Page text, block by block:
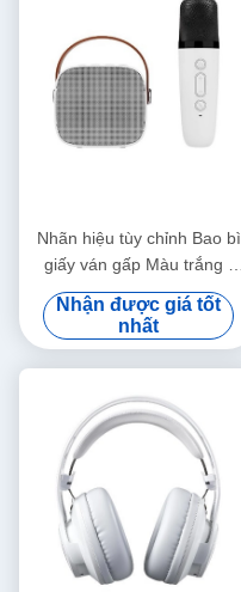
Nhãn hiệu tùy chỉnh Bao bì
giấy ván gấp Màu trắng /
Đen / Vàng hồng Hộp quà từ
tính sang trọng với nắp ruy
băng
Nhận được giá tốt
nhất